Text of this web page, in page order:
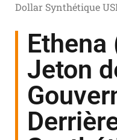
Dollar Synthétique
Ethena
Jeton